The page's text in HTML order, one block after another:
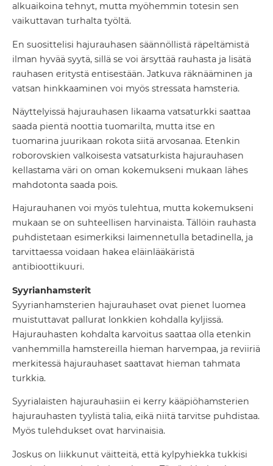
alkuaikoina tehnyt, mutta myöhemmin totesin sen
vaikuttavan turhalta työltä.
En suosittelisi hajurauhasen säännöllistä räpeltämistä
ilman hyvää syytä, sillä se voi ärsyttää rauhasta ja lisätä
rauhasen eritystä entisestään. Jatkuva räknääminen ja
vatsan hinkkaaminen voi myös stressata hamsteria.
Näyttelyissä hajurauhasen likaama vatsaturkki saattaa
saada pientä noottia tuomarilta, mutta itse en
tuomarina juurikaan rokota siitä arvosanaa. Etenkin
roborovskien valkoisesta vatsaturkista hajurauhasen
kellastama väri on oman kokemukseni mukaan lähes
mahdotonta saada pois.
Hajurauhanen voi myös tulehtua, mutta kokemukseni
mukaan se on suhteellisen harvinaista. Tällöin rauhasta
puhdistetaan esimerkiksi laimennetulla betadinella, ja
tarvittaessa voidaan hakea eläinlääkäristä
antibioottikuuri.
Syyrianhamsterit
Syyrianhamsterien hajurauhaset ovat pienet luomea
muistuttavat pallurat lonkkien kohdalla kyljissä.
Hajurauhasten kohdalta karvoitus saattaa olla etenkin
vanhemmilla hamstereilla hieman harvempaa, ja reviiriä
merkitessä hajurauhaset saattavat hieman tahmata
turkkia.
Syyrialaisten hajurauhasiin ei kerry kääpiöhamsterien
hajurauhasten tyylistä talia, eikä niitä tarvitse puhdistaa.
Myös tulehdukset ovat harvinaisia.
Joskus on liikkunut väitteitä, että kylpyhiekka tukkisi